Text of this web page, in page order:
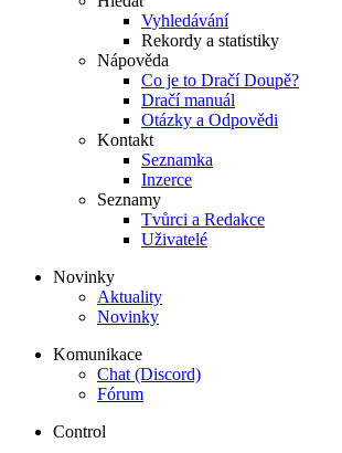
Vyhledávání
Rekordy a statistiky
Nápověda
Co je to Dračí Doupě?
Dračí manuál
Otázky a Odpovědi
Kontakt
Seznamka
Inzerce
Seznamy
Tvůrci a Redakce
Uživatelé
Novinky
Aktuality
Novinky
Komunikace
Chat (Discord)
Fórum
Control